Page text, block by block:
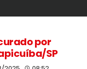
por
SP